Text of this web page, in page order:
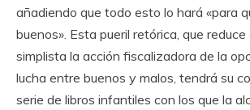
añadiendo que todo esto lo hará «para
buenos». Esta pueril retórica, que
simplista la acción fiscalizadora de la
lucha entre buenos y malos, tendrá su
serie de libros infantiles con los que la